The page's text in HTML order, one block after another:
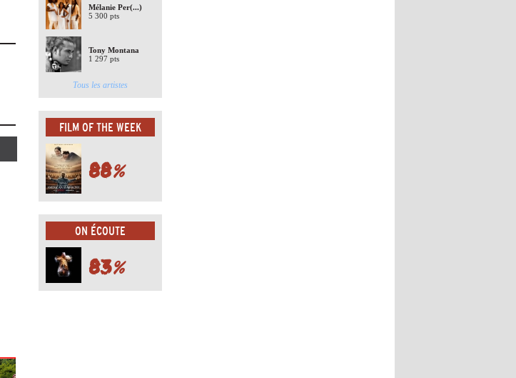
Mélanie Per(...)
5 300 pts
Tony Montana
1 297 pts
Tous les artistes
FILM OF THE WEEK
88%
ON ÉCOUTE
83%